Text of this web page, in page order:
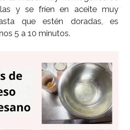
y se fríen en aceite muy
que estén doradas, es
5 a 10 minutos.